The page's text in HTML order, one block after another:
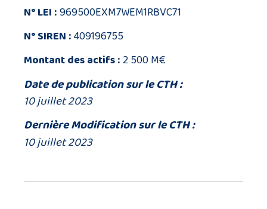
N° LEI :969500EXM7WEM1RBVC71
N° SIREN :409196755
Montant des actifs :2 500 M€
Date de publication sur le CTH :
10 juillet 2023
Dernière Modification sur le CTH :
10 juillet 2023